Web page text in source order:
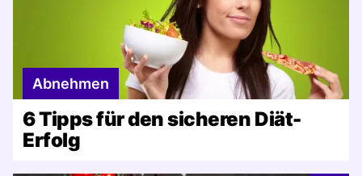
Abnehmen
6 Tipps für den sicheren Diät-
Erfolg